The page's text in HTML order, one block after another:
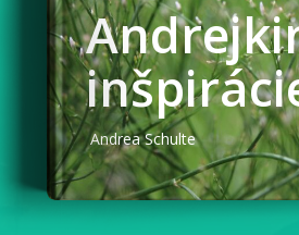
Andrea Schulte